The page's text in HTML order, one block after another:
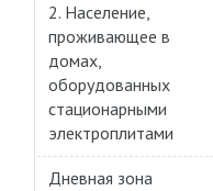
2. Население,
проживающее в
домах,
оборудованных
стационарными
электроплитами
Дневная зона